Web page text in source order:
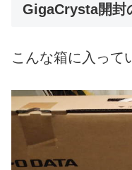
GigaCrysta開封
こんな箱に入って